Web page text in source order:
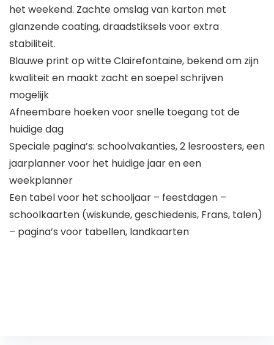
het weekend. Zachte omslag van karton met
glanzende coating, draadstiksels voor extra
stabiliteit.
Blauwe print op witte Clairefontaine, bekend om zijn
kwaliteit en maakt zacht en soepel schrijven
mogelijk
Afneembare hoeken voor snelle toegang tot de
huidige dag
Speciale pagina’s: schoolvakanties, 2 lesroosters, een
jaarplanner voor het huidige jaar en een
weekplanner
Een tabel voor het schooljaar – feestdagen –
schoolkaarten (wiskunde, geschiedenis, Frans, talen)
– pagina’s voor tabellen, landkaarten